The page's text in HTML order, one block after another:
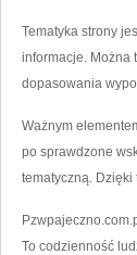
Tematyka strony
informacje. Można
dopasowania
Ważnym
po sprawdzone
tematyczną. Dzięki
To codzienność